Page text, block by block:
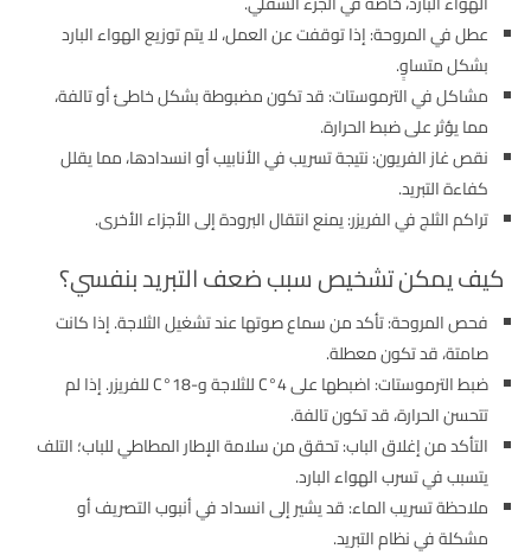
عطل في المروحة: إذا توقفت عن العمل، لا يتم توزيع الهواء البارد
بشكل متساوٍ.
مشاكل في الترموستات: قد تكون مضبوطة بشكل خاطئ أو تالفة،
مما يؤثر على ضبط الحرارة.
نقص غاز الفريون: نتيجة تسريب في الأنابيب أو انسدادها، مما يقلل
كفاءة التبريد.
تراكم الثلج في الفريزر: يمنع انتقال البرودة إلى الأجزاء الأخرى.
كيف يمكن تشخيص سبب ضعف التبريد بنفسي؟
فحص المروحة: تأكد من سماع صوتها عند تشغيل الثلاجة. إذا كانت
صامتة، قد تكون معطلة.
ضبط الترموستات: اضبطها على 4°C للثلاجة و-18°C للفريزر. إذا لم
تتحسن الحرارة، قد تكون تالفة.
التأكد من إغلاق الباب: تحقق من سلامة الإطار المطاطي للباب؛ التلف
يتسبب في تسرب الهواء البارد.
ملاحظة تسريب الماء: قد يشير إلى انسداد في أنبوب التصريف أو
مشكلة في نظام التبريد.